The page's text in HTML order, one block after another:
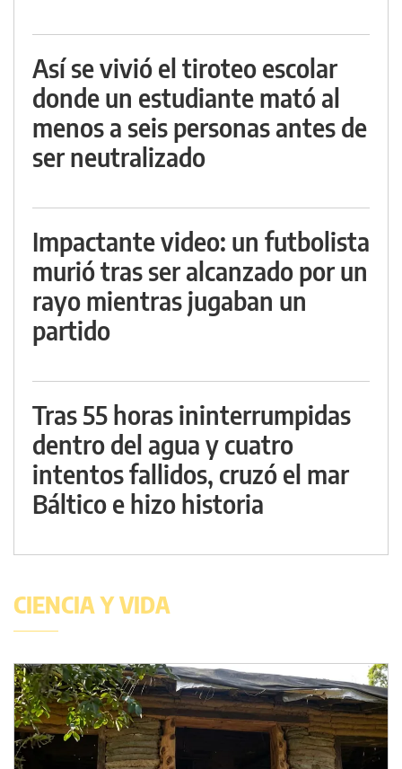
Así se vivió el tiroteo escolar
donde un estudiante mató al
menos a seis personas antes de
ser neutralizado
Impactante video: un futbolista
murió tras ser alcanzado por un
rayo mientras jugaban un
partido
Tras 55 horas ininterrumpidas
dentro del agua y cuatro
intentos fallidos, cruzó el mar
Báltico e hizo historia
CIENCIA Y VIDA